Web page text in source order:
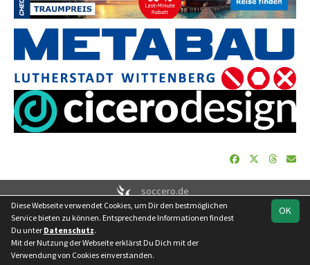
soccero.de
© 2006 - 2026
Besucherstatistik Geburtstage Impressum
Datenschutz
Kontakt
OK
Diese Webseite verwendet Cookies, um Dir den bestmöglichen
Service bieten zu können. Entsprechende Informationen findest
Du unter Datenschutz.
Mit der Nutzung der Webseite erklärst Du Dich mit der
Verwendung von Cookies einverstanden.